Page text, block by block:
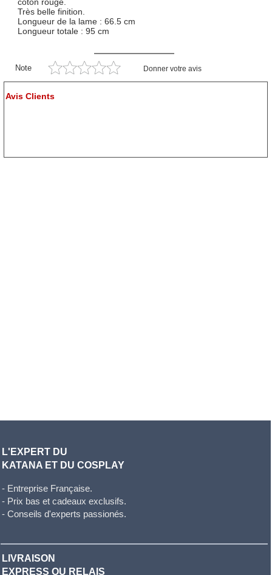
Très belle finition.
Longueur de la lame : 66.5 cm
Longueur totale : 95 cm
Note Donner votre avis
Avis Clients
L'EXPERT DU
KATANA ET DU COSPLAY
- Entreprise Française.
- Prix bas et cadeaux exclusifs.
- Conseils d'experts passionés.
LIVRAISON
EXPRESS OU RELAIS